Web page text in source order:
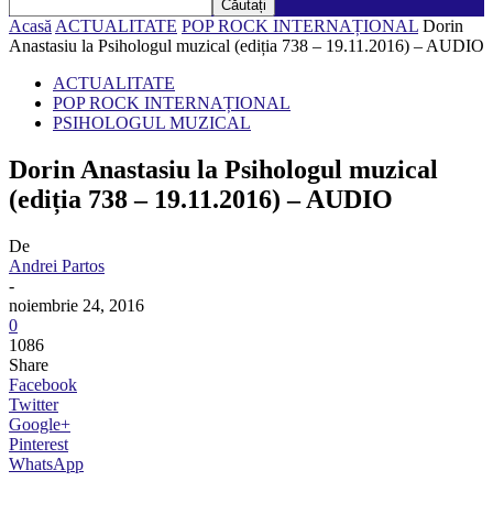
Acasă ACTUALITATE POP ROCK INTERNAȚIONAL Dorin
Anastasiu la Psihologul muzical (ediția 738 – 19.11.2016) – AUDIO
ACTUALITATE
POP ROCK INTERNAȚIONAL
PSIHOLOGUL MUZICAL
Dorin Anastasiu la Psihologul muzical
(ediția 738 – 19.11.2016) – AUDIO
De
Andrei Partos
-
noiembrie 24, 2016
0
1086
Share
Facebook
Twitter
Google+
Pinterest
WhatsApp